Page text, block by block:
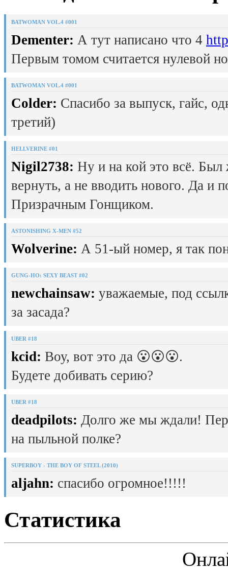
BATWOMAN VOL.4 #001
Dementer: А тут написано что 4
Первым томом считается нулевой
BATWOMAN VOL.4 #001
Colder: Спасибо за выпуск, гайс,
третий)
HELLVERINE #01
Nigil2738: Ну и на кой это всё.
вернуть, а не вводить нового. Да и
Призрачным Гонщиком.
ASTONISHING X-MEN #52
Wolverine: А 51-ый номер, я так
GUNG-HO: SEXY BEAST #02
newchainsaw: уважаемые, под
за засада?
UBER #18
kcid: Воу, вот это да 😮😮😮.
Будете добивать серию?
UBER #18
deadpilots: Долго же мы ждали!
на пыльной полке?
SUPERBOY - THE BOY OF STEEL (2010)
aljahn: спасибо огромное!!!!!
Статистика